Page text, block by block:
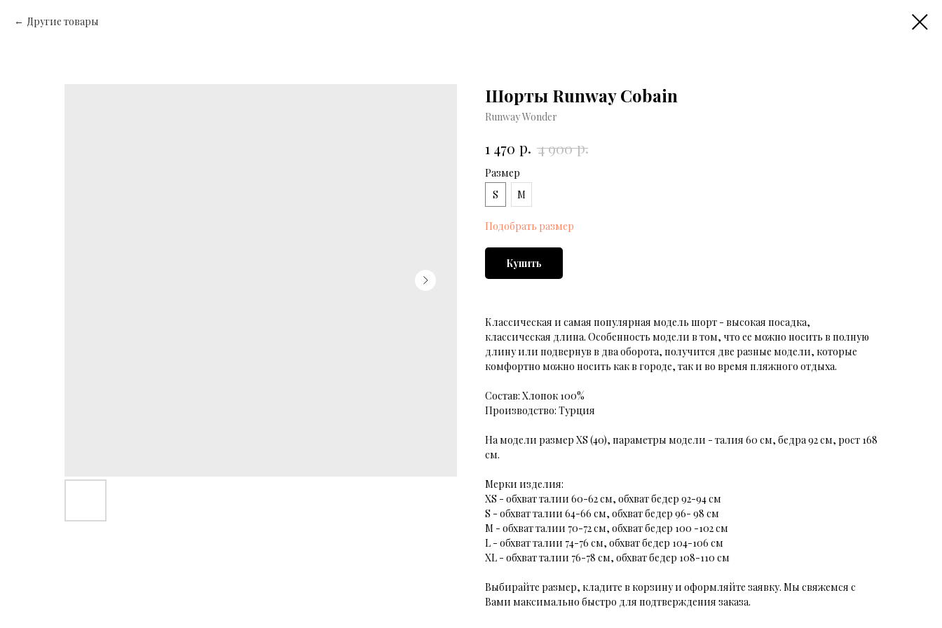
Другие товары
Шорты Runway Cobain
Runway Wonder
1 470 р. 4 900 р.
Размер
S
M
Подобрать размер
Купить
Классическая и самая популярная модель шорт - высокая посадка,
классическая длина. Особенность модели в том, что ее можно носить в полную
длину или подвернув в два оборота, получится две разные модели, которые
комфортно можно носить как в городе, так и во время пляжного отдыха.
Состав: Хлопок 100%
Производство: Турция
На модели размер XS (40), параметры модели - талия 60 см, бедра 92 см, рост 168
см.
Мерки изделия:
XS - обхват талии 60-62 см, обхват бедер 92-94 см
S - обхват талии 64-66 см, обхват бедер 96- 98 см
М - обхват талии 70-72 см, обхват бедер 100 -102 см
L - обхват талии 74-76 см, обхват бедер 104-106 см
XL - обхват талии 76-78 см, обхват бедер 108-110 см
Выбирайте размер, кладите в корзину и оформляйте заявку. Мы свяжемся с
Вами максимально быстро для подтверждения заказа.